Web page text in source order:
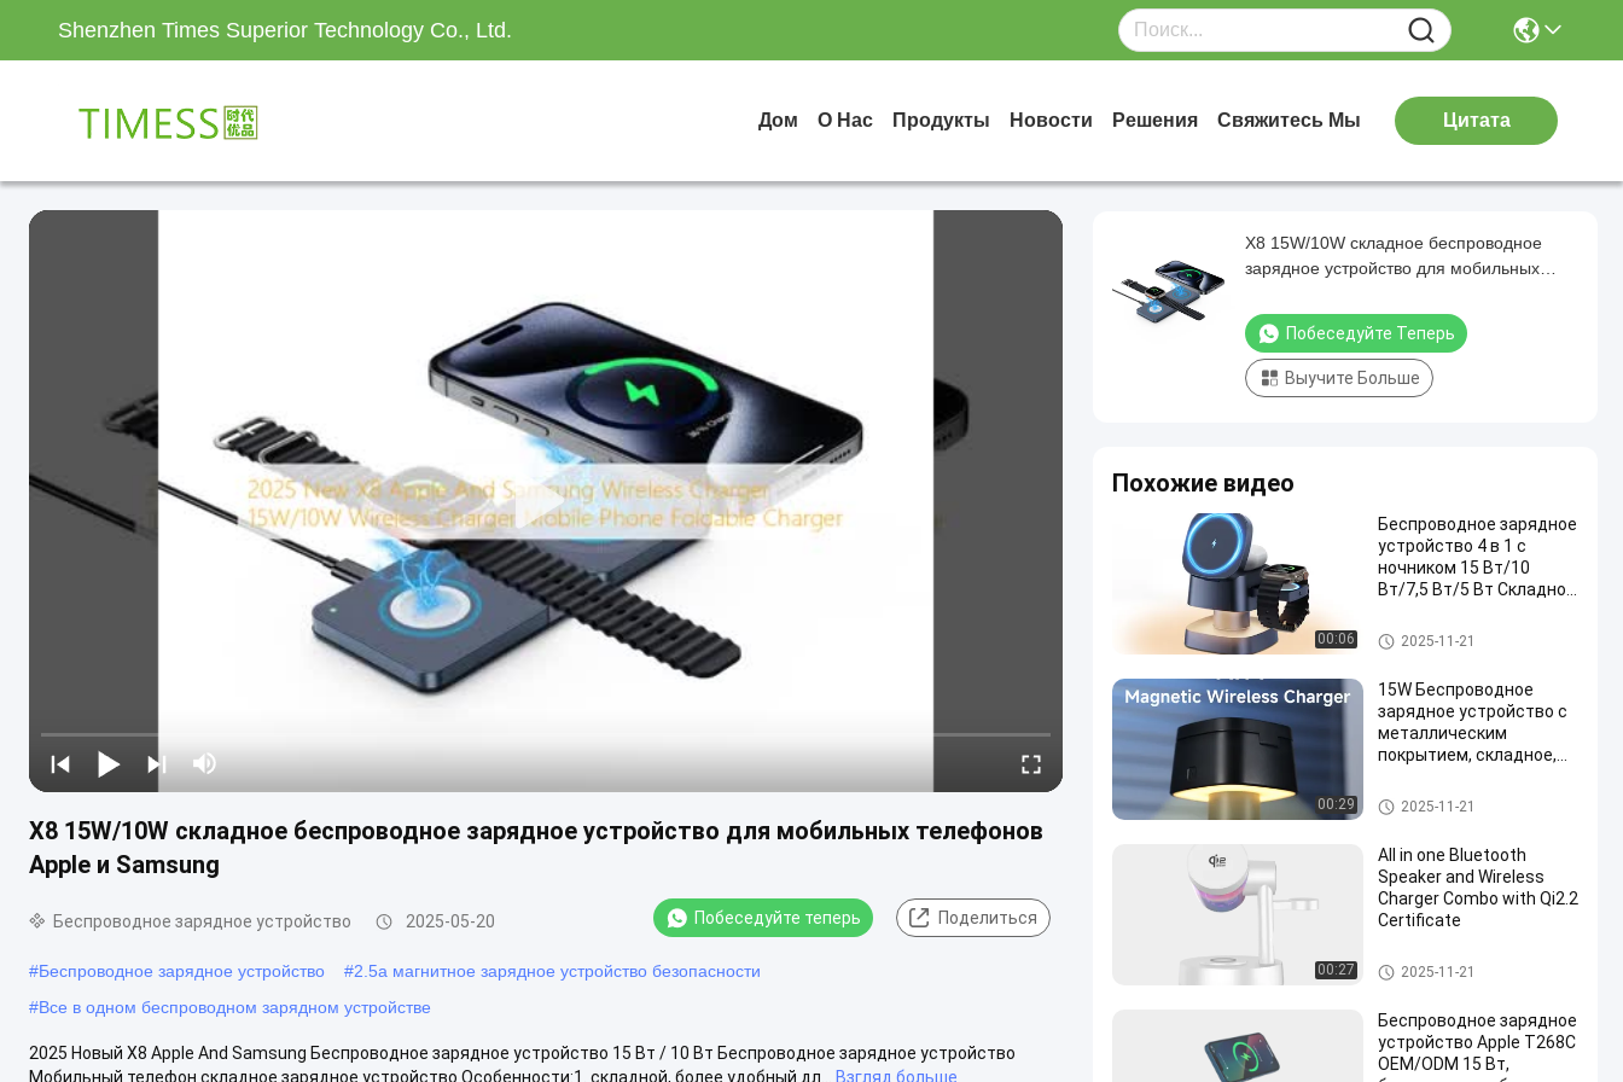
Shenzhen Times Superior Technology Co., Ltd.
Дом О Нас Продукты Новости Решения Свяжитесь Мы Цитата
X8 15W/10W складное беспроводное зарядное устройство для мобильных телефонов
Apple и Samsung
Беспроводное зарядное устройство 2025-05-20 Побеседуйте теперь Поделиться
#Беспроводное зарядное устройство #2.5а магнитное зарядное устройство безопасности
#Все в одном беспроводном зарядном устройстве
2025 Новый X8 Apple And Samsung Беспроводное зарядное устройство 15 Вт / 10 Вт Беспроводное зарядное устройство
Мобильный телефон складное зарядное устройство Особенности:1. складной, более удобный дл...
Взгляд больше
X8 15W/10W складное беспроводное
зарядное устройство для мобильных
Побеседуйте Теперь
Выучите Больше
Похожие видео
00:06
Беспроводное зарядное
устройство 4 в 1 с
ночником 15 Вт/10
Вт/7,5 Вт/5 Вт Складное
Беспроводное зарядное устр
ойство
2025-11-21
00:29
15W Беспроводное
зарядное устройство с
металлическим
покрытием, складное,
беспроводной зарядки
портативных устройств
Беспроводное зарядное устр
ойство
2025-11-21
00:27
All in one Bluetooth
Speaker and Wireless
Charger Combo with Qi2.2
Certificate
Беспроводное зарядное устр
ойство
2025-11-21
Беспроводное зарядное
устройство Apple T268C
OEM/ODM 15 Вт,